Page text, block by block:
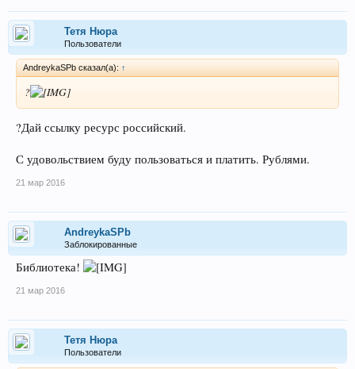
Тетя Нюра
Пользователи
AndreykaSPb сказал(а): ↑
?
?Дай ссылку ресурс российский.
С удовольствием буду пользоваться и платить. Рублями.
21 мар 2016
AndreykaSPb
Заблокированные
Библиотека!
21 мар 2016
Тетя Нюра
Пользователи